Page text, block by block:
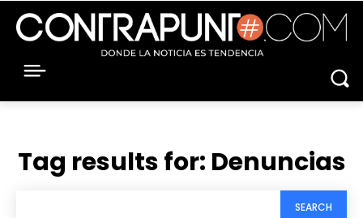
Tag results for: Denuncias
SEARCH